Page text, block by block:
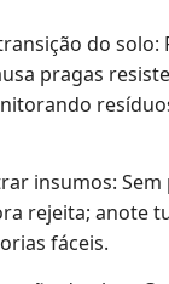
do solo:
pragas
insumos: Sem
rejeita; anote
fáceis.